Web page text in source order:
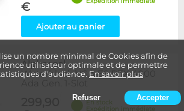
un nombre minimal de Cookies afin de
utilisateur optimale et de permettre
d'audience. En savoir plus
Refuser Accepter
€
Ajouter au panier
Alphacool-
Waterblock VGA ES RTX 4000
En stock
Expédition immédiate